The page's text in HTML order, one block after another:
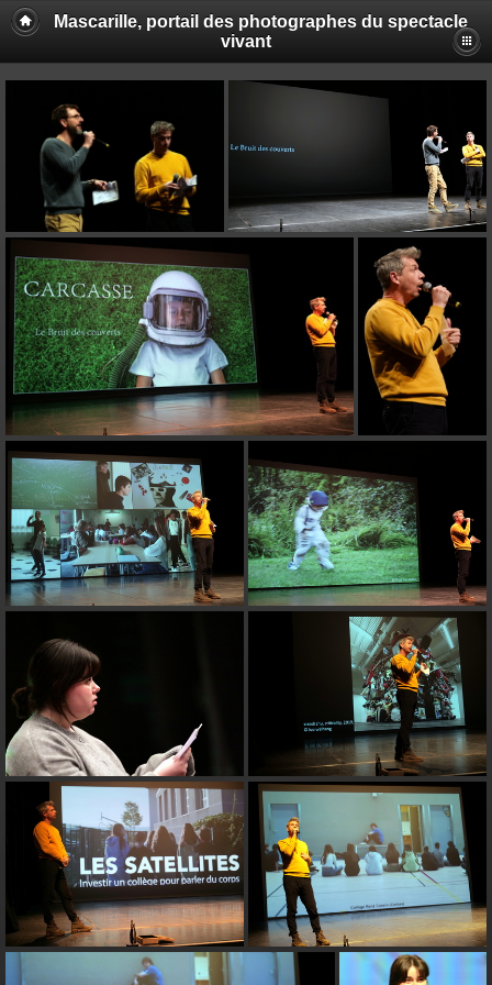
Mascarille, portail des photographes du spectacle
vivant